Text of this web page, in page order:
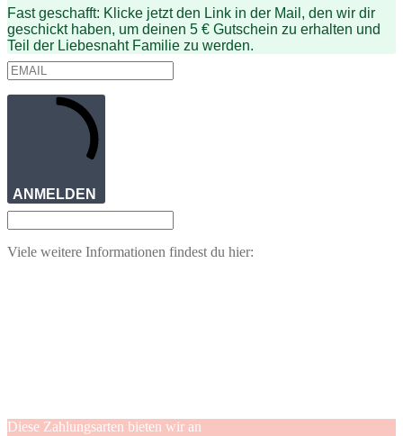
Fast geschafft: Klicke jetzt den Link in der Mail, den wir dir
geschickt haben, um deinen 5 € Gutschein zu erhalten und
Teil der Liebesnaht Familie zu werden.
ANMELDEN
Viele weitere Informationen findest du hier:
Diese Zahlungsarten bieten wir an